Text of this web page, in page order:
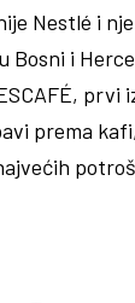
Nestlé i
Bosni i
prvi
prema